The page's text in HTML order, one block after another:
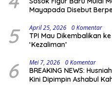
Mayapada Disebut
5 April 25, 2026 0 Komentar
TPI Mau Dikembalikan
‘Kezaliman’
6 Mei 7, 2026 0 Komentar
BREAKING NEWS:
Kini Dipimpin Ashabul